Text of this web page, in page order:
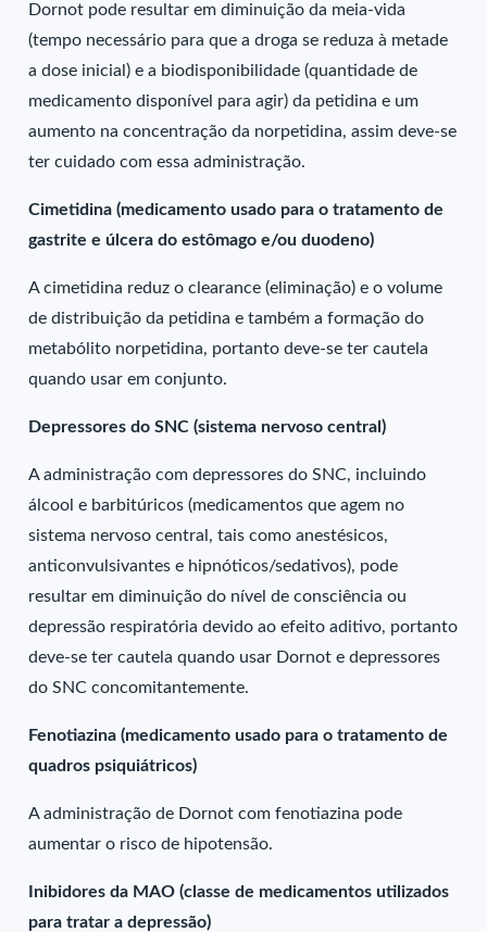
Dornot pode resultar em diminuição da meia-vida
(tempo necessário para que a droga se reduza à metade
a dose inicial) e a biodisponibilidade (quantidade de
medicamento disponível para agir) da petidina e um
aumento na concentração da norpetidina, assim deve-se
ter cuidado com essa administração.
Cimetidina (medicamento usado para o tratamento de
gastrite e úlcera do estômago e/ou duodeno)
A cimetidina reduz o clearance (eliminação) e o volume
de distribuição da petidina e também a formação do
metabólito norpetidina, portanto deve-se ter cautela
quando usar em conjunto.
Depressores do SNC (sistema nervoso central)
A administração com depressores do SNC, incluindo
álcool e barbitúricos (medicamentos que agem no
sistema nervoso central, tais como anestésicos,
anticonvulsivantes e hipnóticos/sedativos), pode
resultar em diminuição do nível de consciência ou
depressão respiratória devido ao efeito aditivo, portanto
deve-se ter cautela quando usar Dornot e depressores
do SNC concomitantemente.
Fenotiazina (medicamento usado para o tratamento de
quadros psiquiátricos)
A administração de Dornot com fenotiazina pode
aumentar o risco de hipotensão.
Inibidores da MAO (classe de medicamentos utilizados
para tratar a depressão)